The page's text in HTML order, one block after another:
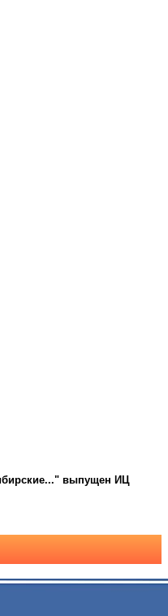
выпущен ИЦ